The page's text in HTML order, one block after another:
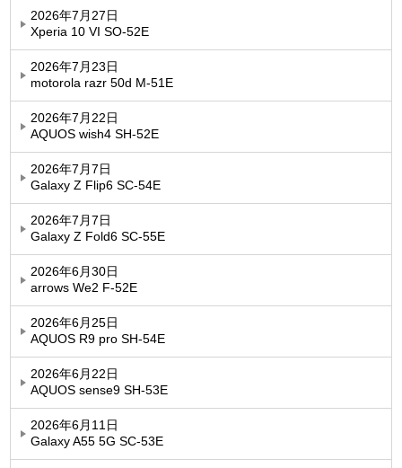
2026年7月27日
Xperia 10 VI SO-52E
2026年7月23日
motorola razr 50d M-51E
2026年7月22日
AQUOS wish4 SH-52E
2026年7月7日
Galaxy Z Flip6 SC-54E
2026年7月7日
Galaxy Z Fold6 SC-55E
2026年6月30日
arrows We2 F-52E
2026年6月25日
AQUOS R9 pro SH-54E
2026年6月22日
AQUOS sense9 SH-53E
2026年6月11日
Galaxy A55 5G SC-53E